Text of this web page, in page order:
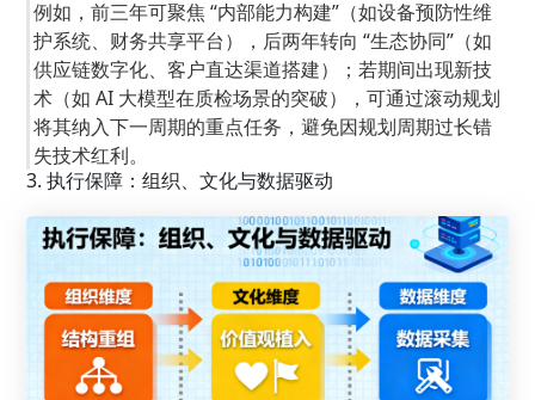
例如，前三年可聚焦 “内部能力构建”（如设备预防性维
护系统、财务共享平台），后两年转向 “生态协同”（如
供应链数字化、客户直达渠道搭建）；若期间出现新技
术（如 AI 大模型在质检场景的突破），可通过滚动规划
将其纳入下一周期的重点任务，避免因规划周期过长错
失技术红利。
3. 执行保障：组织、文化与数据驱动